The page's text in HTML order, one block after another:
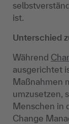
ist.
Unterschied
Während
ausgerichtet
Maßnahmen
umzusetzen,
Menschen in
Change